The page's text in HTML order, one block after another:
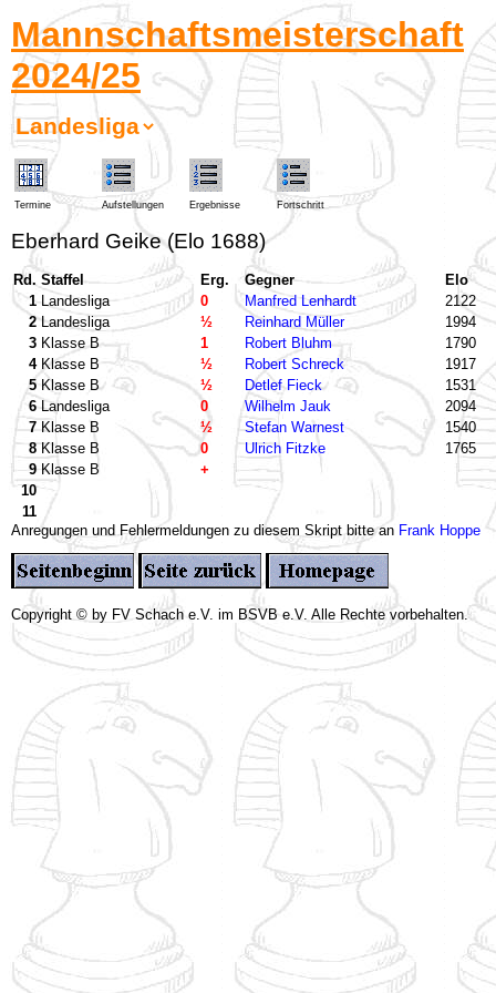
Mannschaftsmeisterschaft
2024/25
Termine Aufstellungen Ergebnisse Fortschritt
Eberhard Geike (Elo 1688)
Rd. Staffel Erg. Gegner
Elo
1 Landesliga 0 Manfred Lenhardt
2122
2 Landesliga ½ Reinhard Müller
1994
3 Klasse B 1 Robert Bluhm
1790
4 Klasse B ½ Robert Schreck
1917
5 Klasse B ½ Detlef Fieck
1531
6 Landesliga 0 Wilhelm Jauk
2094
7 Klasse B ½ Stefan Warnest
1540
8 Klasse B 0 Ulrich Fitzke
1765
9 Klasse B
+
10
11
Anregungen und Fehlermeldungen zu diesem Skript bitte an Frank Hoppe
Copyright © by FV Schach e.V. im BSVB e.V. Alle Rechte vorbehalten.